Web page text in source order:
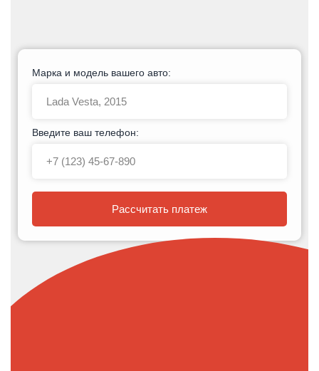
Марка и модель вашего авто:
Введите ваш телефон:
Рассчитать платеж